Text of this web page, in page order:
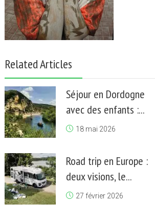
Related Articles
Séjour en Dordogne
avec des enfants :...
18 mai 2026
Road trip en Europe :
deux visions, le...
27 février 2026